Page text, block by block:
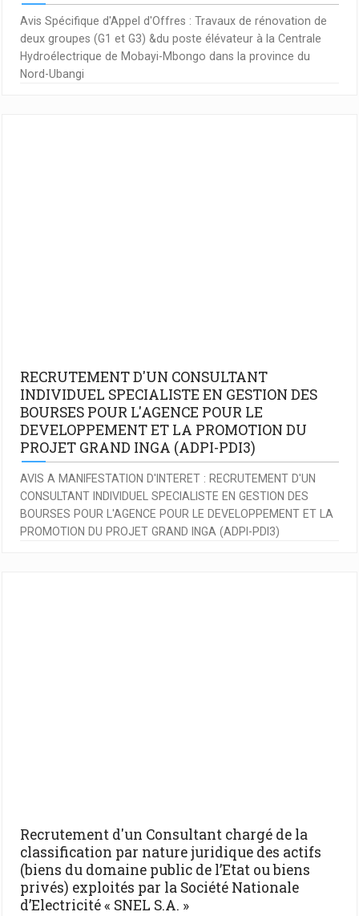
Avis Spécifique d'Appel d'Offres : Travaux de rénovation de
deux groupes (G1 et G3) &du poste élévateur à la Centrale
Hydroélectrique de Mobayi-Mbongo dans la province du
Nord-Ubangi
RECRUTEMENT D'UN CONSULTANT
INDIVIDUEL SPECIALISTE EN GESTION DES
BOURSES POUR L'AGENCE POUR LE
DEVELOPPEMENT ET LA PROMOTION DU
PROJET GRAND INGA (ADPI-PDI3)
AVIS A MANIFESTATION D'INTERET : RECRUTEMENT D'UN
CONSULTANT INDIVIDUEL SPECIALISTE EN GESTION DES
BOURSES POUR L'AGENCE POUR LE DEVELOPPEMENT ET LA
PROMOTION DU PROJET GRAND INGA (ADPI-PDI3)
Recrutement d'un Consultant chargé de la
classification par nature juridique des actifs
(biens du domaine public de l’Etat ou biens
privés) exploités par la Société Nationale
d’Electricité « SNEL S.A. »